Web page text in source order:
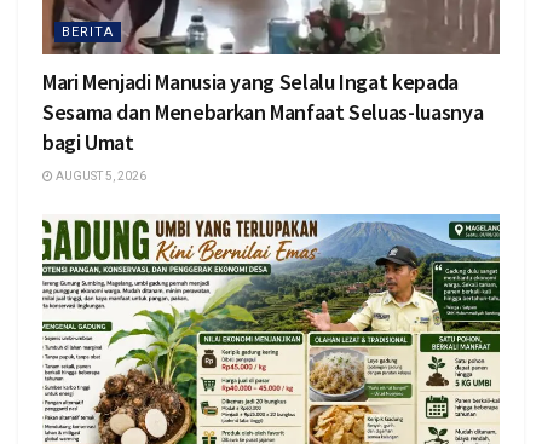
BERITA
Mari Menjadi Manusia yang Selalu Ingat kepada
Sesama dan Menebarkan Manfaat Seluas-luasnya
bagi Umat
AUGUST 5, 2026